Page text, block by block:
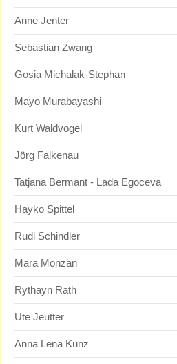
Anne Jenter
Sebastian Zwang
Gosia Michalak-Stephan
Mayo Murabayashi
Kurt Waldvogel
Jörg Falkenau
Tatjana Bermant - Lada Egoceva
Hayko Spittel
Rudi Schindler
Mara Monzän
Rythayn Rath
Ute Jeutter
Anna Lena Kunz